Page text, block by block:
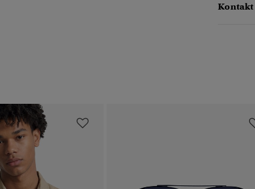
Kontakt